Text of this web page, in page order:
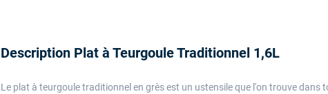
Description Plat à Teurgoule Traditionnel 1,6L
Le plat à teurgoule traditionnel en grès est un ustensile que l'on trouve dans